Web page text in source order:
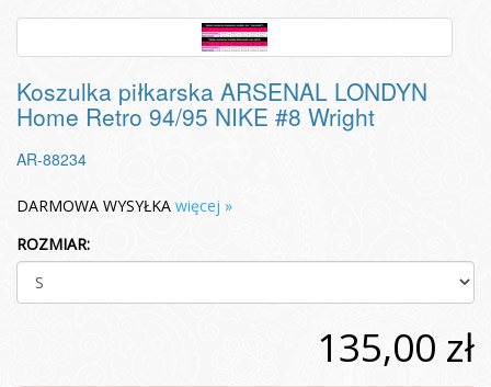
Koszulka piłkarska ARSENAL LONDYN
Home Retro 94/95 NIKE #8 Wright
AR-88234
DARMOWA WYSYŁKA więcej »
ROZMIAR:
135,00 zł